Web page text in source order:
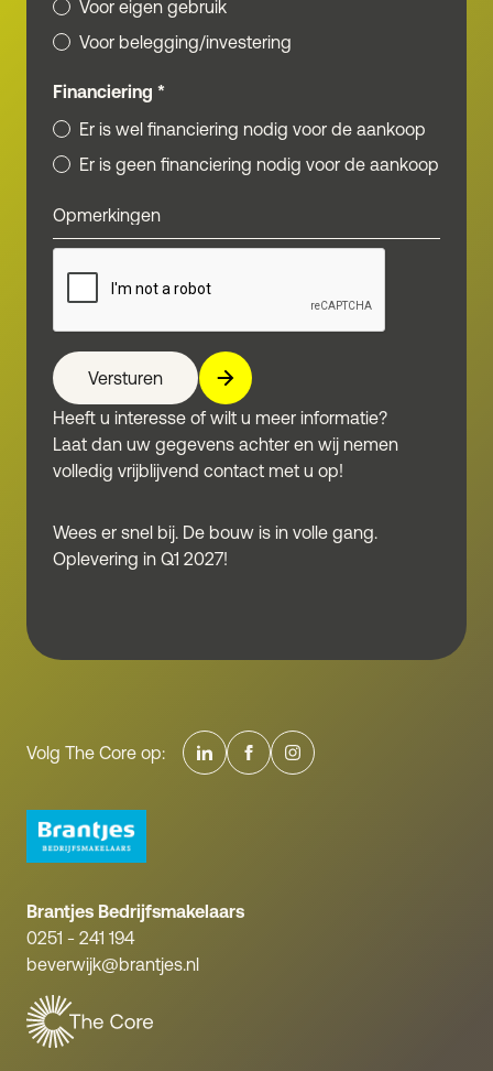
Voor eigen gebruik
Voor belegging/investering
Financiering *
Er is wel financiering nodig voor de aankoop
Er is geen financiering nodig voor de aankoop
Versturen
Heeft u interesse of wilt u meer informatie?
Laat dan uw gegevens achter en wij nemen
volledig vrijblijvend contact met u op!
Wees er snel bij. De bouw is in volle gang.
Oplevering in Q1 2027!
Volg The Core op:
Brantjes Bedrijfsmakelaars
0251 - 241 194
beverwijk@brantjes.nl